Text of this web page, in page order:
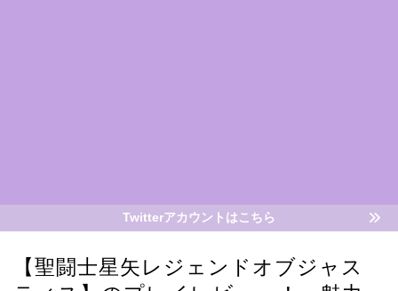
Twitterアカウントはこちら
【聖闘士星矢レジェンドオブジャス